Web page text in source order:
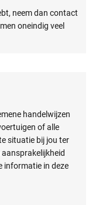
neem dan contact
oneindig veel
handelwijzen
of alle
situatie bij jou ter
informatie in deze